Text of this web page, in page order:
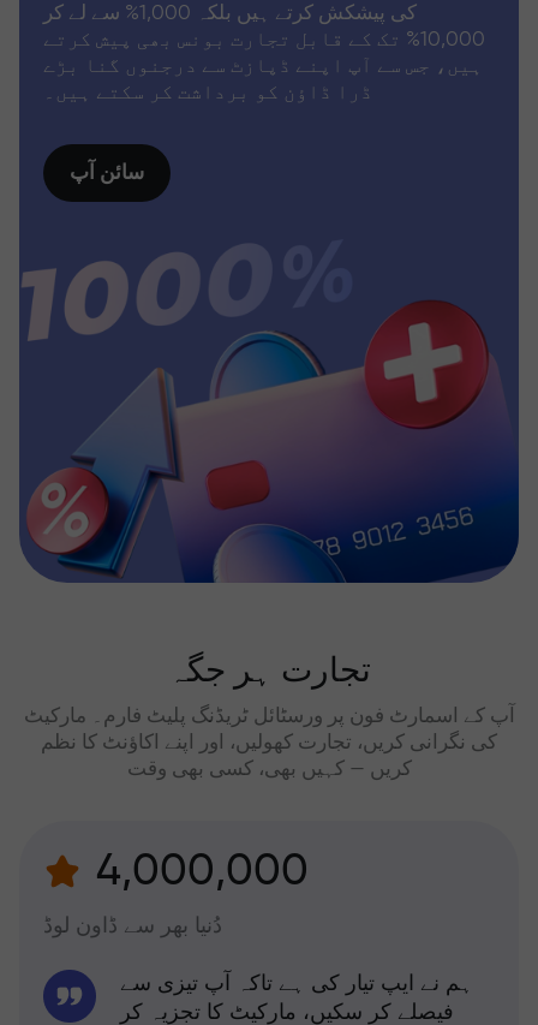
کی پیشکش کرتے ہیں بلکہ 1,000% سے لے کر
10,000% تک کے قابل تجارت بونس بھی پیش کرتے
ہیں، جس سے آپ اپنے ڈپازٹ سے درجنوں گنا بڑے
ڈرا ڈاؤن کو برداشت کر سکتے ہیں۔
سائن آپ
تجارت ہر جگہ
آپ کے اسمارٹ فون پر ورسٹائل ٹریڈنگ پلیٹ فارم۔ مارکیٹ
کی نگرانی کریں، تجارت کھولیں، اور اپنے اکاؤنٹ کا نظم
کریں — کہیں بھی، کسی بھی وقت
4,000,000
دُنیا بھر سے ڈاون لوڈ
ہم نے ایپ تیار کی ہے تاکہ آپ تیزی سے
فیصلے کر سکیں، مارکیٹ کا تجزیہ کر